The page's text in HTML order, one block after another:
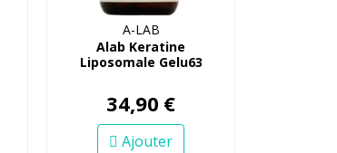
A-LAB
Alab Keratine
Liposomale Gelu63
34,90 €
Ajouter